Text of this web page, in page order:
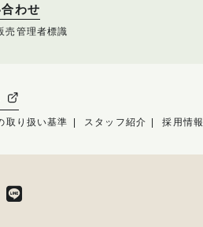
わせ
売管理者標識
取り扱い基準 スタッフ紹介 採用情報